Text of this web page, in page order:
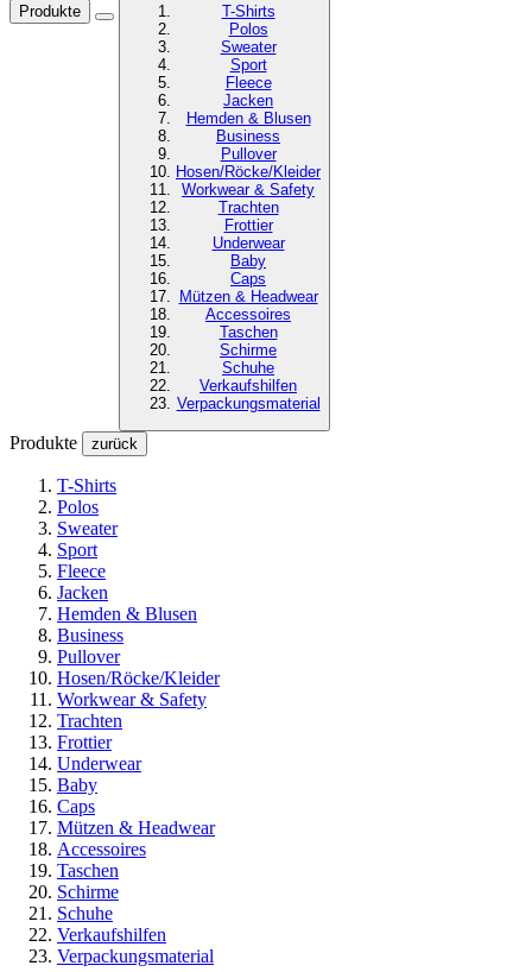
Produkte
T-Shirts
Polos
Sweater
Sport
Fleece
Jacken
Hemden & Blusen
Business
Pullover
Hosen/Röcke/Kleider
Workwear & Safety
Trachten
Frottier
Underwear
Baby
Caps
Mützen & Headwear
Accessoires
Taschen
Schirme
Schuhe
Verkaufshilfen
Verpackungsmaterial
Produkte zurück
T-Shirts
Polos
Sweater
Sport
Fleece
Jacken
Hemden & Blusen
Business
Pullover
Hosen/Röcke/Kleider
Workwear & Safety
Trachten
Frottier
Underwear
Baby
Caps
Mützen & Headwear
Accessoires
Taschen
Schirme
Schuhe
Verkaufshilfen
Verpackungsmaterial